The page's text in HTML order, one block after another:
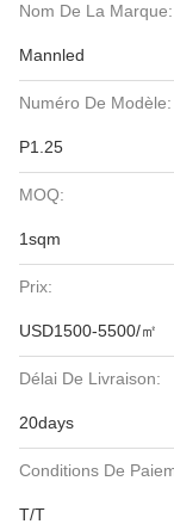
Nom De La Marque:
Mannled
Numéro De Modèle:
P1.25
MOQ:
1sqm
Prix:
USD1500-5500/㎡
Délai De Livraison:
20days
Conditions De
T/T